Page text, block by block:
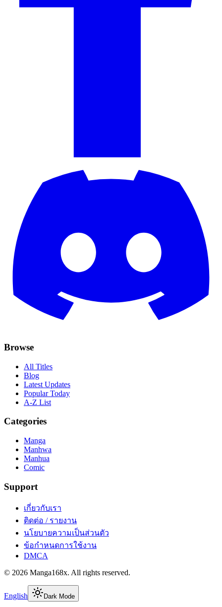
Browse
All Titles
Blog
Latest Updates
Popular Today
A-Z List
Categories
Manga
Manhwa
Manhua
Comic
Support
เกี่ยวกับเรา
ติดต่อ / รายงาน
นโยบายความเป็นส่วนตัว
ข้อกำหนดการใช้งาน
DMCA
© 2026 Manga168x. All rights reserved.
English Dark Mode